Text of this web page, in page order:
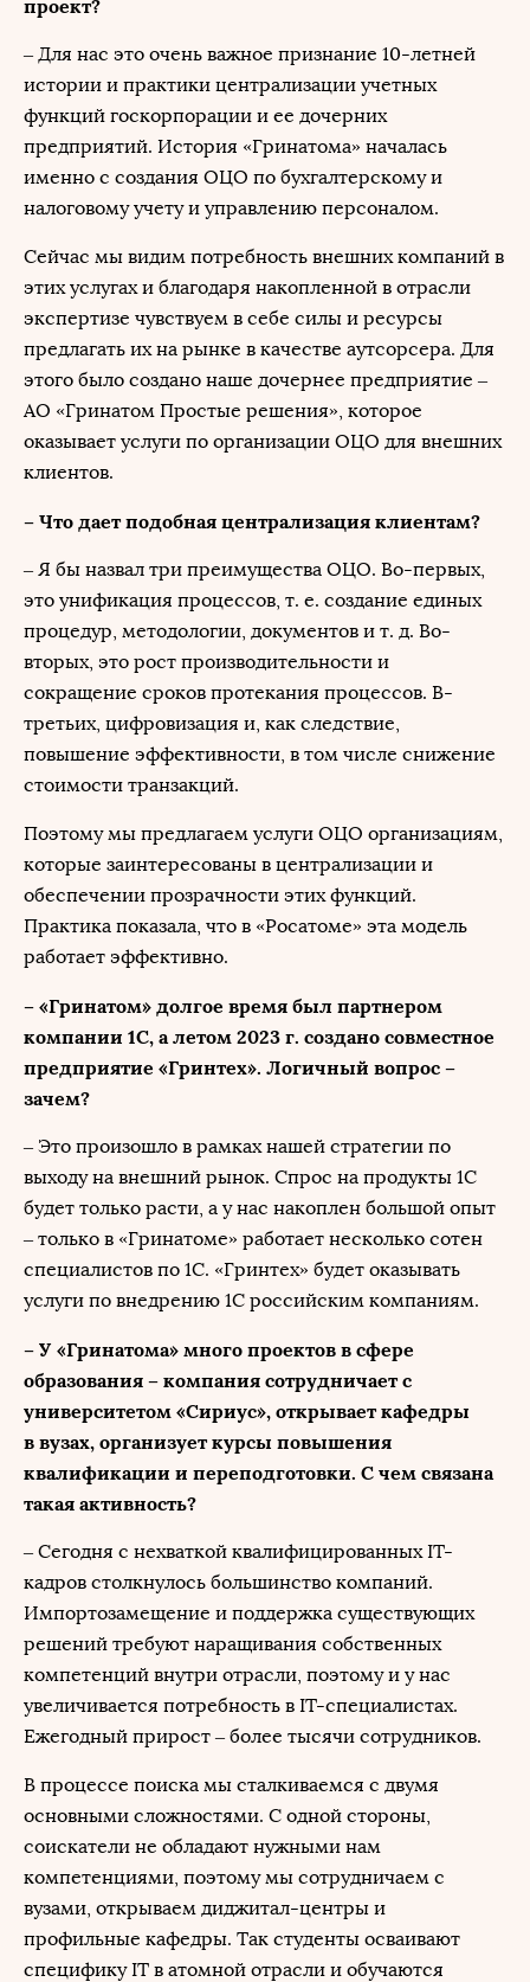
проект?
– Для нас это очень важное признание 10-летней
истории и практики централизации учетных
функций госкорпорации и ее дочерних
предприятий. История «Гринатома» началась
именно с создания ОЦО по бухгалтерскому и
налоговому учету и управлению персоналом.
Сейчас мы видим потребность внешних компаний в
этих услугах и благодаря накопленной в отрасли
экспертизе чувствуем в себе силы и ресурсы
предлагать их на рынке в качестве аутсорсера. Для
этого было создано наше дочернее предприятие –
АО «Гринатом Простые решения», которое
оказывает услуги по организации ОЦО для внешних
клиентов.
– Что дает подобная централизация клиентам?
– Я бы назвал три преимущества ОЦО. Во-первых,
это унификация процессов, т. е. создание единых
процедур, методологии, документов и т. д. Во-
вторых, это рост производительности и
сокращение сроков протекания процессов. В-
третьих, цифровизация и, как следствие,
повышение эффективности, в том числе снижение
стоимости транзакций.
Поэтому мы предлагаем услуги ОЦО организациям,
которые заинтересованы в централизации и
обеспечении прозрачности этих функций.
Практика показала, что в «Росатоме» эта модель
работает эффективно.
– «Гринатом» долгое время был партнером
компании 1С, а летом 2023 г. создано совместное
предприятие «Гринтех». Логичный вопрос –
зачем?
– Это произошло в рамках нашей стратегии по
выходу на внешний рынок. Спрос на продукты 1С
будет только расти, а у нас накоплен большой опыт
– только в «Гринатоме» работает несколько сотен
специалистов по 1С. «Гринтех» будет оказывать
услуги по внедрению 1С российским компаниям.
– У «Гринатома» много проектов в сфере
образования – компания сотрудничает с
университетом «Сириус», открывает кафедры
в вузах, организует курсы повышения
квалификации и переподготовки. С чем связана
такая активность?
– Сегодня с нехваткой квалифицированных IT-
кадров столкнулось большинство компаний.
Импортозамещение и поддержка существующих
решений требуют наращивания собственных
компетенций внутри отрасли, поэтому и у нас
увеличивается потребность в IT-специалистах.
Ежегодный прирост – более тысячи сотрудников.
В процессе поиска мы сталкиваемся с двумя
основными сложностями. С одной стороны,
соискатели не обладают нужными нам
компетенциями, поэтому мы сотрудничаем с
вузами, открываем диджитал-центры и
профильные кафедры. Так студенты осваивают
специфику IT в атомной отрасли и обучаются